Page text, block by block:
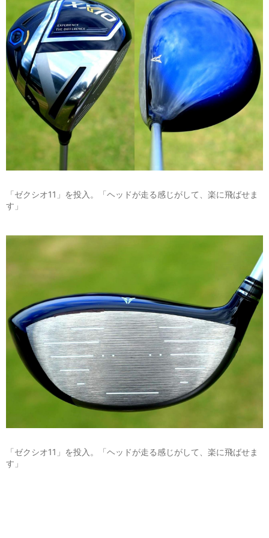
「ゼクシオ11」を投入。「ヘッドが走る感じがして、楽に飛ばせま
す」
「ゼクシオ11」を投入。「ヘッドが走る感じがして、楽に飛ばせま
す」